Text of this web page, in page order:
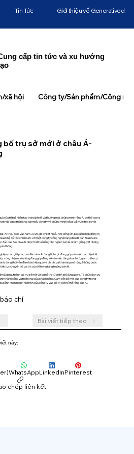
cấp tin tức và xu hướng
bố trụ sở mới ở châu Á-
của trí tuệ nhân tạo trong bán lẻ và thương mại, chứng minh rằng AI có thể tạo ra
ty đã được triển khai tại nhiều công ty và chứng minh hiệu suất vượt trội so với
70 triệu đô la vào năm 2025, đã ký kết nhiều hợp đồng lớn, bao gồm hợp đồng trị
hệ đối tác chiến lược với một công ty công nghệ hàng đầu để bán Brain Suite
đáo của Rezolve Ai, được thiết kế riêng cho ngành bán lẻ, nhằm giải quyết những
thống.
các giải pháp của Rezolve Ai đang tích cực đóng góp vào việc cải thiện kết
công nhận nhờ những đóng góp đáng kể vào việc tăng doanh số, giảm thiểu sự
đồng thời vẫn đảm bảo hiệu quả về chi phí và khả năng mở rộng. Những bước
tục chuyển đổi vai trò của AI trong tăng trưởng bán lẻ.
Dương, thành lập trụ sở mới với sự hỗ trợ từ chính phủ Singapore. Tổ chức dịch vụ
thành công và triển khai của khách hàng. Cam kết đổi mới của công ty trong
kênh nhấn mạnh niềm tin của công ty vào giá trị có thể mở rộng của AI.
chí
Bài viết tiếp theo
Tin Tức Giới thiệu về Generatived
này:
WhatsAppLinkedInPinterest
chép liên kết
xã hội Công ty/Sản phẩm/Công